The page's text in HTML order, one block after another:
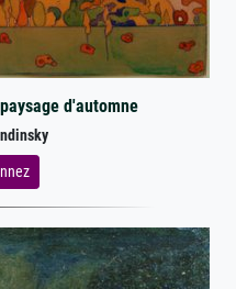
d'automne